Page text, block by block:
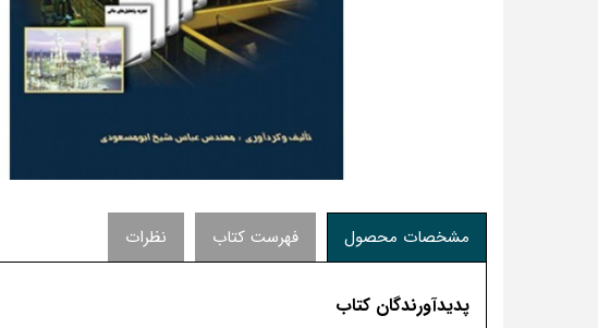
مشخصات محصول فهرست کتاب نظرات
پدیدآورندگان کتاب